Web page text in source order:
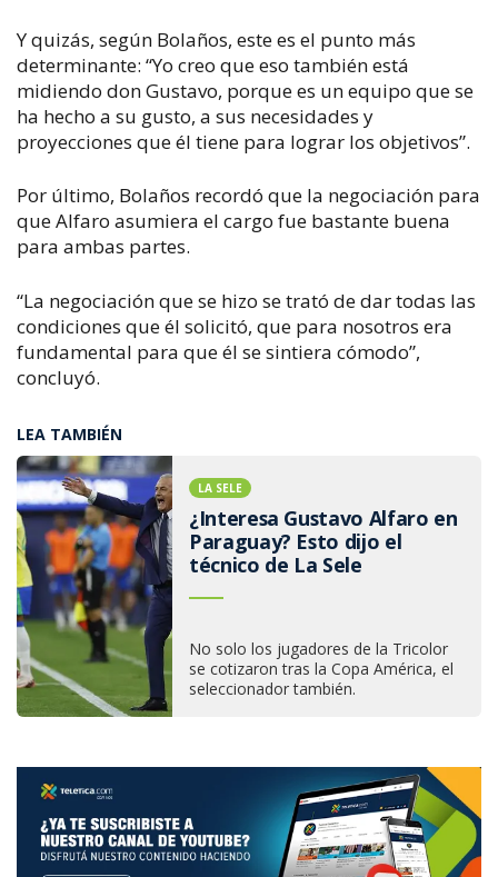
Y quizás, según Bolaños, este es el punto más
determinante: “Yo creo que eso también está
midiendo don Gustavo, porque es un equipo que se
ha hecho a su gusto, a sus necesidades y
proyecciones que él tiene para lograr los objetivos”.
Por último, Bolaños recordó que la negociación para
que Alfaro asumiera el cargo fue bastante buena
para ambas partes.
“La negociación que se hizo se trató de dar todas las
condiciones que él solicitó, que para nosotros era
fundamental para que él se sintiera cómodo”,
concluyó.
LEA TAMBIÉN
LA SELE
¿Interesa Gustavo Alfaro en
Paraguay? Esto dijo el
técnico de La Sele
No solo los jugadores de la Tricolor
se cotizaron tras la Copa América, el
seleccionador también.